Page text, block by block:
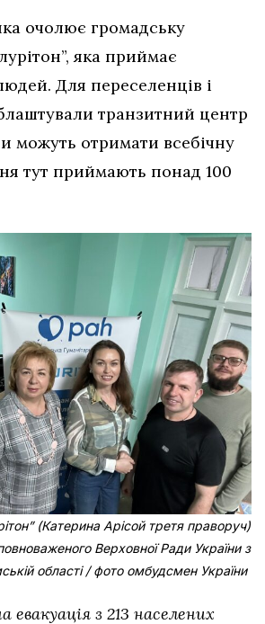
очолює громадську
яка приймає
Для переселенців і
транзитний центр
можуть отримати всебічну
тут приймають понад 100
(Катерина Арісой третя праворуч)
Верховної Ради України з
області / фото омбудсмен України
евакуація з 213 населених